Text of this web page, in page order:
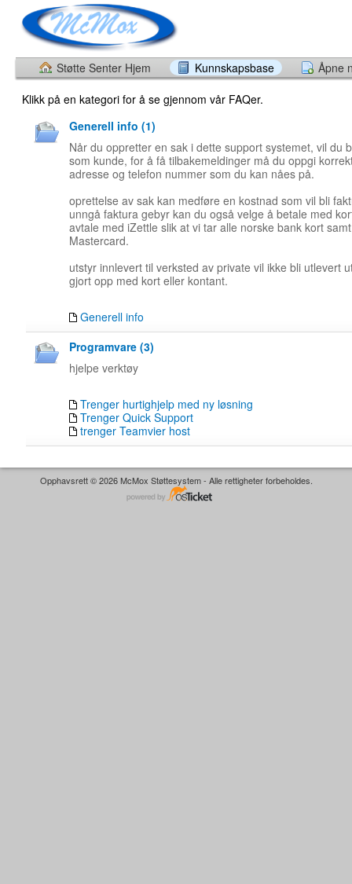
Støtte Senter Hjem Kunnskapsbase
Åpne
Klikk på en kategori for å se gjennom vår FAQer.
Generell info (1)
Når du oppretter en sak i dette support systemet, vil du
som kunde, for å få tilbakemeldinger må du oppgi
adresse og telefon nummer som du kan nåes på.
oprettelse av sak kan medføre en kostnad som vil bli
unngå faktura gebyr kan du også velge å betale med
avtale med iZettle slik at vi tar alle norske bank kort
Mastercard.
utstyr innlevert til verksted av private vil ikke bli utlevert
gjort opp med kort eller kontant.
Generell info
Programvare (3)
hjelpe verktøy
Trenger hurtighjelp med ny løsning
Trenger Quick Support
trenger Teamvier host
Opphavsrett © 2026 McMox Støttesystem - Alle rettigheter forbeholdes.